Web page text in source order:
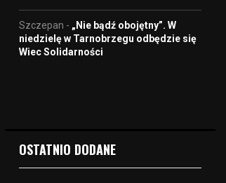
Szczepan - „Nie bądź obojętny”. W
niedzielę w Tarnobrzegu odbędzie się
Wiec Solidarności
OSTATNIO DODANE